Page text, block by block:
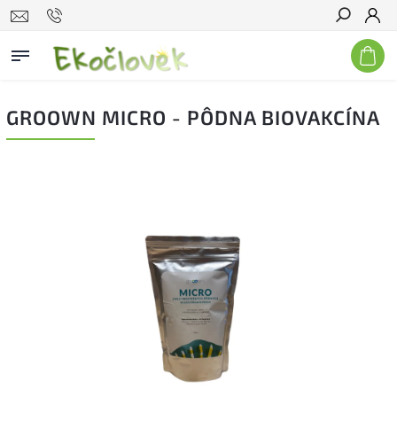
Hľadať
GROOWN MICRO - PÔDNA BIOVAKCÍNA